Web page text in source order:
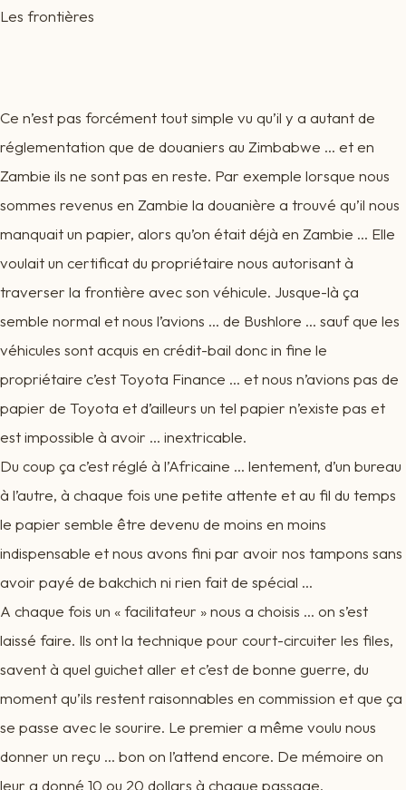
Les frontières
Ce n’est pas forcément tout simple vu qu’il y a autant de
réglementation que de douaniers au Zimbabwe … et en
Zambie ils ne sont pas en reste. Par exemple lorsque nous
sommes revenus en Zambie la douanière a trouvé qu’il nous
manquait un papier, alors qu’on était déjà en Zambie … Elle
voulait un certificat du propriétaire nous autorisant à
traverser la frontière avec son véhicule. Jusque-là ça
semble normal et nous l’avions … de Bushlore … sauf que les
véhicules sont acquis en crédit-bail donc in fine le
propriétaire c’est Toyota Finance … et nous n’avions pas de
papier de Toyota et d’ailleurs un tel papier n’existe pas et
est impossible à avoir … inextricable.
Du coup ça c’est réglé à l’Africaine … lentement, d’un bureau
à l’autre, à chaque fois une petite attente et au fil du temps
le papier semble être devenu de moins en moins
indispensable et nous avons fini par avoir nos tampons sans
avoir payé de bakchich ni rien fait de spécial …
A chaque fois un « facilitateur » nous a choisis … on s’est
laissé faire. Ils ont la technique pour court-circuiter les files,
savent à quel guichet aller et c’est de bonne guerre, du
moment qu’ils restent raisonnables en commission et que ça
se passe avec le sourire. Le premier a même voulu nous
donner un reçu … bon on l’attend encore. De mémoire on
leur a donné 10 ou 20 dollars à chaque passage.